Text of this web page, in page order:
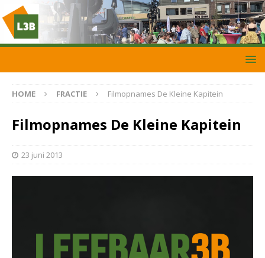
HOME FRACTIE Filmopnames De Kleine Kapitein
Filmopnames De Kleine Kapitein
23 juni 2013